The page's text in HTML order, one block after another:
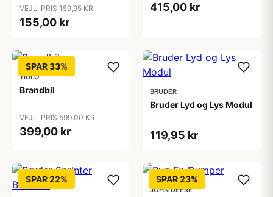
VEJL. PRIS 159,95 KR
155,00 kr
415,00 kr
SPAR 33%
TIDLO
Brandbil
VEJL. PRIS 599,00 KR
399,00 kr
BRUDER
Bruder Lyd og Lys Modul
119,95 kr
SPAR 22% SPAR 23%
JOHN DEERE